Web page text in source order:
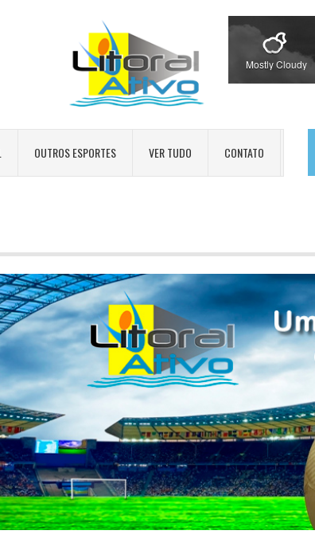
Mostly Cloudy
OUTROS ESPORTES VER TUDO CONTATO